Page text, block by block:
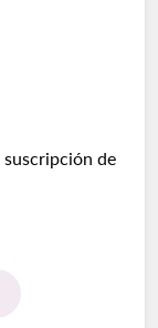
suscripción de